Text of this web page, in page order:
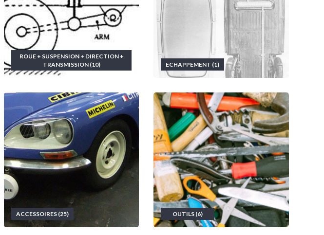
ROUE + SUSPENSION + DIRECTION +
TRANSMISSION (10)
ECHAPPEMENT (1)
ACCESSOIRES (25) OUTILS (6)